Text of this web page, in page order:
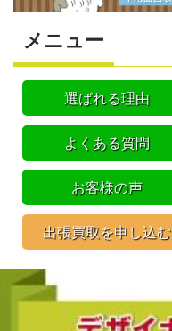
メニュー
選ばれる理由
よくある質問
お客様の声
出張買取を申し込む